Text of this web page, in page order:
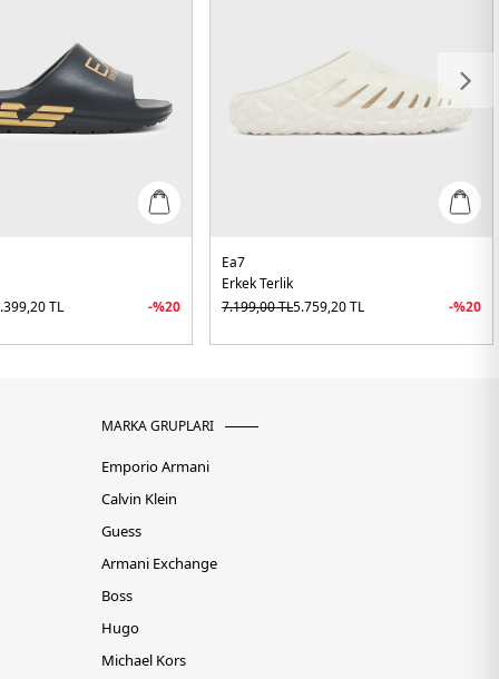
TL -%20
Ea7
Erkek Terlik
7.199,00TL5.759,20TL -%20
MARKA GRUPLARI
Emporio Armani
Calvin Klein
Guess
Armani Exchange
Boss
Hugo
Michael Kors